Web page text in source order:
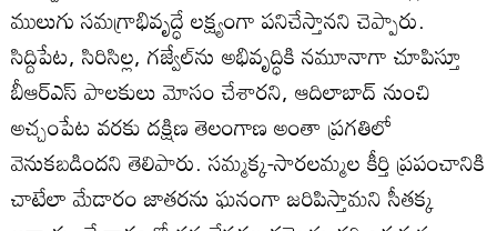
ములుగు సమగ్రాభివృద్ధే లక్ష్యంగా పనిచేస్తానని చెప్పారు.
సిద్దిపేట, సిరిసిల్ల, గజ్వేల్‌ను అభివృద్ధికి నమూనాగా చూపిస్తూ
బీఆర్‌ఎస్‌ పాలకులు మోసం చేశారని, ఆదిలాబాద్‌ నుంచి
అచ్చంపేట వరకు దక్షిణ తెలంగాణ అంతా ప్రగతిలో
వెనుకబడిందని తెలిపారు. సమ్మక్క-సారలమ్మల కీర్తి ప్రపంచానికి
చాటేలా మేడారం జాతరను ఘనంగా జరిపిస్తామని సీతక్క